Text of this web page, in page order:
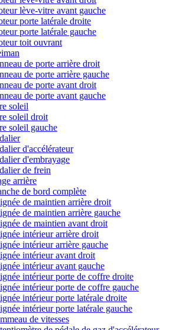
lève-vitre avant gauche
porte latérale droite
porte latérale gauche
toit ouvrant
de porte arrière droit
de porte arrière gauche
de porte avant droit
de porte avant gauche
soleil
soleil droit
soleil gauche
d'accélérateur
d'embrayage
de frein
arrière
de bord complète
de maintien arrière droit
de maintien arrière gauche
de maintien avant droit
intérieur arrière droit
intérieur arrière gauche
intérieur avant droit
intérieur avant gauche
intérieur porte de coffre droite
intérieur porte de coffre gauche
intérieur porte latérale droite
intérieur porte latérale gauche
de vitesses